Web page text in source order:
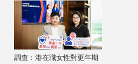
調查：港在職女性對更年期